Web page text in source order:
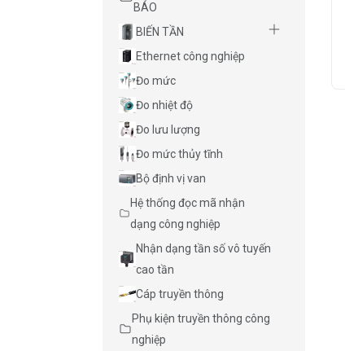
BÁO
BIẾN TẦN
Ethernet công nghiệp
Đo mức
Đo nhiệt độ
Đo lưu lượng
Đo mức thủy tĩnh
Bộ định vị van
Hệ thống đọc mã nhận
dạng công nghiệp
Nhận dạng tần số vô tuyến
cao tần
Cáp truyền thông
Phụ kiện truyền thông công
nghiệp